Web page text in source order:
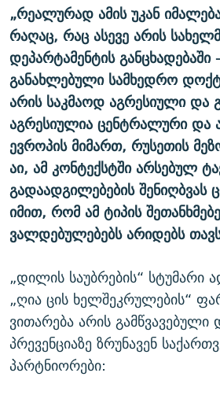
„რეალურად ამის უკან
რაღაც, რაც ასევე არის
დეპარტამენტის
განახლებული სამხედრო
არის საკმაოდ აგრესიული და
აგრესიულია ცენტრალური და
ევროპის მიმართ, რუსეთის
აი, ამ კონტექსტში არსებულ
გადაადგილებების
იმით, რომ ამ ტიპის
ვალდებულებებს არიდებს
„დილის საუბრების“ სტუმარი
„ღია ცის ხელშეკრულების“
ვითარება არის
პრევენციაზე ზრუნავენ
პარტნიორები: